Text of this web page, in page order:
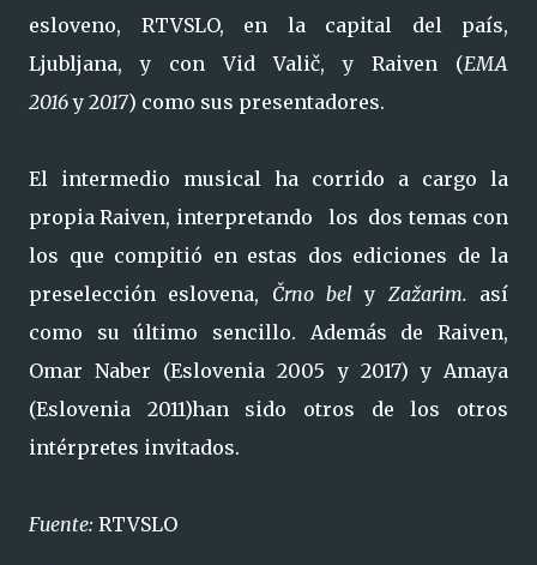
esloveno, RTVSLO, en la capital del país,
Ljubljana, y con Vid Valič, y Raiven (EMA
2016y 2017) como sus presentadores.
El intermedio musical ha corrido a cargo la
propia Raiven, interpretando los dos temas con
los que compitió en estas dos ediciones de la
preselección eslovena, Črno bel y Zažarim. así
como su último sencillo. Además de Raiven,
Omar Naber (Eslovenia 2005 y 2017) y Amaya
(Eslovenia 2011)han sido otros de los otros
intérpretes invitados.
Fuente: RTVSLO